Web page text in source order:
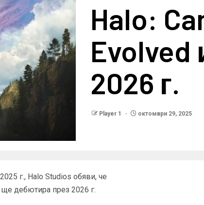
Halo:
Evolved
2026 г.
Player 1 октомври 29, 2025
г., Halo Studios обяви, че
ще дебютира през 2026 г.